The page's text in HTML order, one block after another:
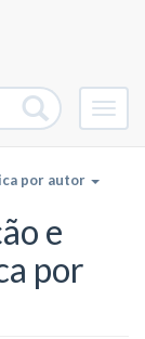
por autor
e
por